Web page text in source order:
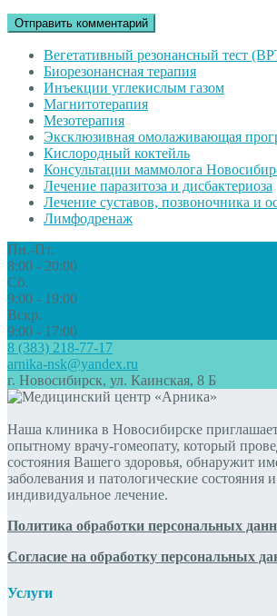
Вегетативный резонансный тест
Биорезонансная терапия
Инъекции углекислым газом
Магнитотерапия
Мезотерапия
Эксклюзивная омолаживающая
Кислородный коктейль
Консультации маммолога
Лечение паразитоза и дисбактериоза
Лечение суставов, позвоночника и
Лимфодренаж
Пн.-Пт.
8:00 - 20:00
Сб.
9:00 - 19:00
Вскр.
9:00 - 17:00
8 (383) 218-77-17
arnika-nsk@yandex.ru
г. Новосибирск, ул. Каинская, 8 Б
Наша клиника в Новосибирске
опытному врачу-гомеопату, который
состояния Вашего здоровья, обнаружит
заболевания и патологические состояния
индивидуальное лечение.
Политика обработки персональных
Согласие на обработку персональных
Услуги